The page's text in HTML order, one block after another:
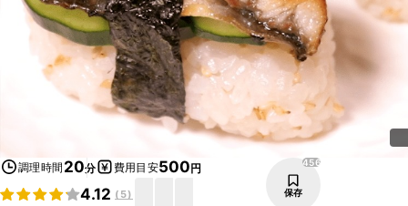
調理時間 20分 費用目安500円
4.12 ( 5)
456
保存